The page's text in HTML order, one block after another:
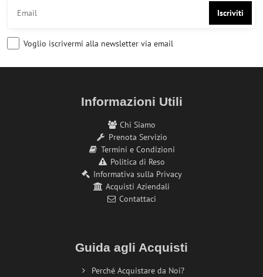
Iscriviti
Voglio iscrivermi alla newsletter via email
Informazioni Utili
Chi Siamo
Prenota Servizio
Termini e Condizioni
Politica di Reso
Informativa sulla Privacy
Acquisti Aziendali
Contattaci
Guida agli Acquisti
Perché Acquistare da Noi?